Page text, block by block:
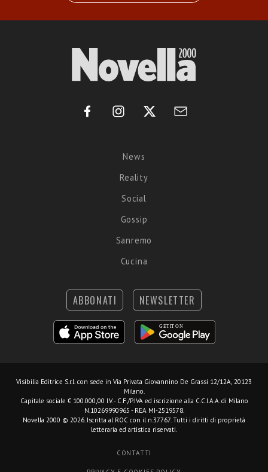
News
Reality
Social
Gossip
Sanremo
Cucina
ABBONATI NEWSLETTER
Visibilia Editrice S.r.l. con sede in Via Privata Giovannino De Grassi 12/12A, 20123
Milano.
Capitale sociale € 100.000,00 I.V. - C.F./P.IVA ed iscrizione alla C.C.I.A.A. di Milano
N.10269990965 - REA MI-2519578.
Novella 2000 © 2026. Iscritta al ROC con il n.37767. Tutti i diritti di proprietà
letteraria ed artistica riservati.
CONTATTI